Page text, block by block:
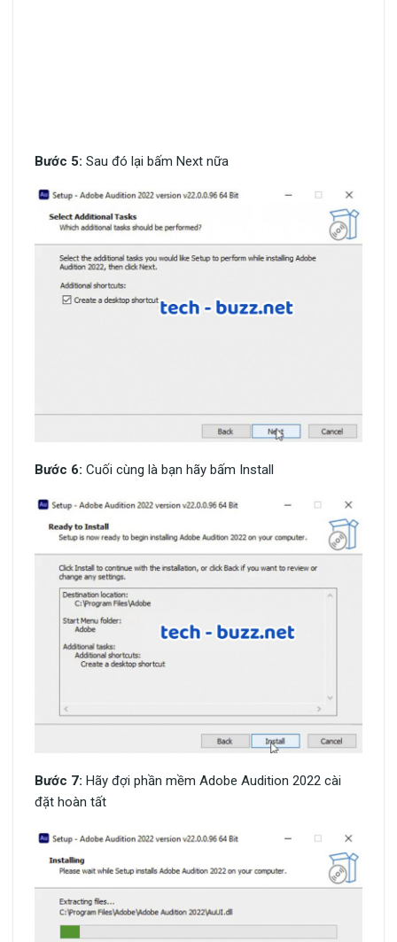
Bước 5: Sau đó lại bấm Next nữa
Bước 6: Cuối cùng là bạn hãy bấm Install
Bước 7: Hãy đợi phần mềm Adobe Audition 2022 cài
đặt hoàn tất